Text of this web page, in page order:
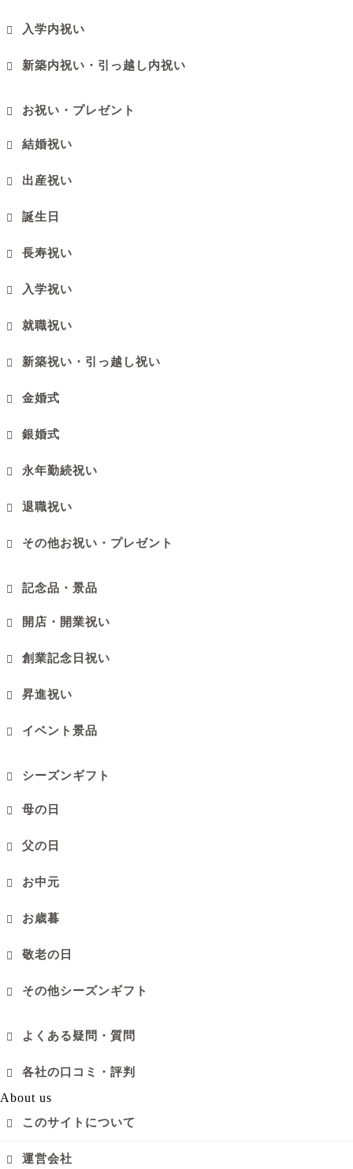
入学内祝い
新築内祝い・引っ越し内祝い
お祝い・プレゼント
結婚祝い
出産祝い
誕生日
長寿祝い
入学祝い
就職祝い
新築祝い・引っ越し祝い
金婚式
銀婚式
永年勤続祝い
退職祝い
その他お祝い・プレゼント
記念品・景品
開店・開業祝い
創業記念日祝い
昇進祝い
イベント景品
シーズンギフト
母の日
父の日
お中元
お歳暮
敬老の日
その他シーズンギフト
よくある疑問・質問
各社の口コミ・評判
About us
このサイトについて
運営会社